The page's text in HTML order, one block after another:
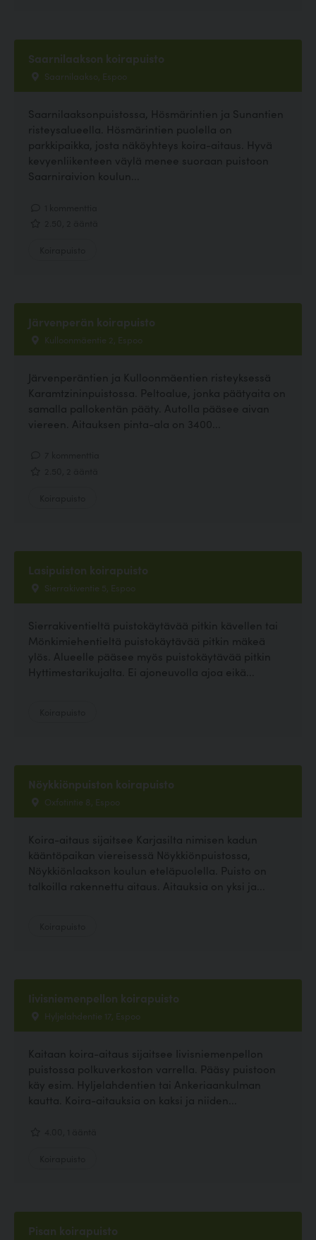
Saarnilaakson koirapuisto
Saarnilaakso, Espoo
Saarnilaaksonpuistossa, Hösmärintien ja Sunantien
risteysalueella. Hösmärintien puolella on
parkkipaikka, josta näköyhteys koira-aitaus. Hyvä
kevyenliikenteen väylä menee suoraan puistoon
Saarniraivion koulun...
Järvenperän koirapuisto
Kulloonmäentie 2, Espoo
Järvenperäntien ja Kulloonmäentien risteyksessä
Karamtzininpuistossa. Peltoalue, jonka päätyaita on
samalla pallokentän pääty. Autolla pääsee aivan
viereen. Aitauksen pinta-ala on 3400...
Lasipuiston koirapuisto
Sierrakiventie 5, Espoo
Sierrakiventieltä puistokäytävää pitkin kävellen tai
Mönkimiehentieltä puistokäytävää pitkin mäkeä
ylös. Alueelle pääsee myös puistokäytävää pitkin
Hyttimestarikujalta. Ei ajoneuvolla ajoa eikä...
Nöykkiönpuiston koirapuisto
Oxfotintie 8, Espoo
Koira-aitaus sijaitsee Karjasilta nimisen kadun
kääntöpaikan viereisessä Nöykkiönpuistossa,
Nöykkiönlaakson koulun eteläpuolella. Puisto on
talkoilla rakennettu aitaus. Aitauksia on yksi ja...
Iivisniemenpellon koirapuisto
Hyljelahdentie 17, Espoo
Kaitaan koira-aitaus sijaitsee Iivisniemenpellon
puistossa polkuverkoston varrella. Pääsy puistoon
käy esim. Hyljelahdentien tai Ankeriaankulman
kautta. Koira-aitauksia on kaksi ja niiden...
Pisan koirapuisto